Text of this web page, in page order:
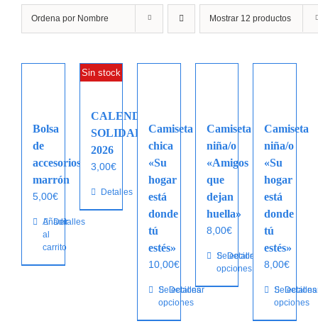
Ordena por Nombre Mostrar 12 productos
Bolsa
de
accesorios
marrón
5,00€
Añadir
al
carrito
Detalles
Sin stock
CALENDARIO
SOLIDARIO
2026
3,00€
Detalles
Camiseta
chica
«Su
hogar
está
donde
tú
estés»
10,00€
Seleccionar
opciones
Este
producto
tiene
Detalles
Camiseta
niña/o
«Amigos
que
dejan
huella»
8,00€
Seleccionar
opciones
Este
producto
tiene
variantes.
Detalles
Camiseta
niña/o
«Su
hogar
está
donde
tú
estés»
8,00€
opciones
Este
producto
tiene
Detalles